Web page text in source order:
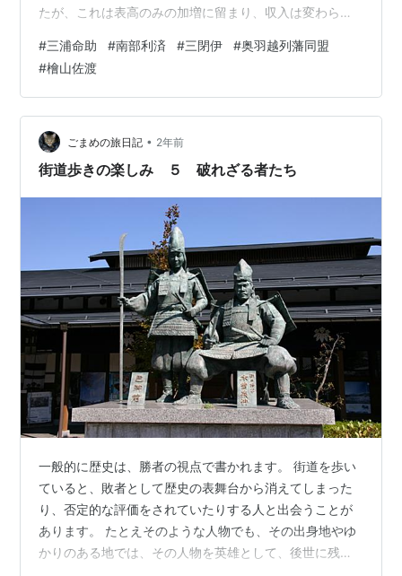
たが、これは表高のみの加増に留まり、収入は変わらず
る。更に気候も土地も稲作に適さない中で、体面を繕う
ために水稲生産を強行したため、小氷期の中で連年凶作
に見舞われ、民衆も困窮していた。 しかし藩は抜本的に
財政改革をする術を知らない。海岸線の土地、通称三閉
伊と呼ばれる山と海に囲まれた地域は、一揆が起きても
弾圧しやすいという理由…
#三浦命助 #南部利済 #三閉伊 #奥羽越列藩同盟
#檜山佐渡
ごまめの旅日記 • 2年前
街道歩きの楽しみ ５ 破れざる者たち
一般的に歴史は、勝者の視点で書かれます。 街道を歩い
ていると、敗者として歴史の表舞台から消えてしまった
り、否定的な評価をされていたりする人と出会うことが
あります。 たとえそのような人物でも、その出身地やゆ
かりのある地では、その人物を英雄として、後世に残そ